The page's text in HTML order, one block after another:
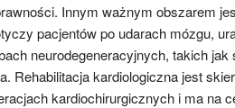
Innym ważnym obszarem
pacjentów po udarach mózgu,
neurodegeneracyjnych, takich jak
Rehabilitacja kardiologiczna jest
kardiochirurgicznych i ma na